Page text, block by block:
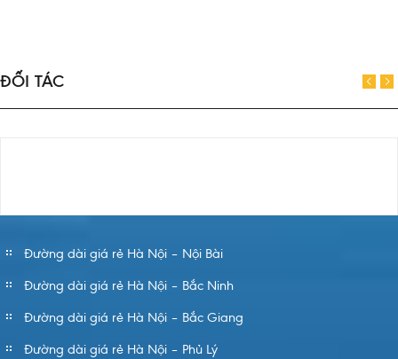
ĐỐI TÁC
Đường dài giá rẻ Hà Nội – Nội Bài
Đường dài giá rẻ Hà Nội – Bắc Ninh
Đường dài giá rẻ Hà Nội – Bắc Giang
Đường dài giá rẻ Hà Nội – Phủ Lý